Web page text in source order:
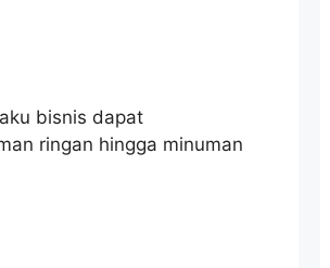
bisnis dapat
ringan hingga minuman